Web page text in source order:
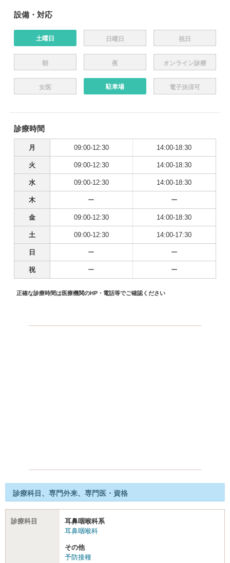
設備・対応
土曜日 日曜日 祝日
朝 夜 オンライン診療
女医 駐車場 電子決済可
診療時間
月 09:00-12:30 14:00-18:30
火 09:00-12:30 14:00-18:30
水 09:00-12:30 14:00-18:30
木 ー ー
金 09:00-12:30 14:00-18:30
土 09:00-12:30 14:00-17:30
日 ー ー
祝 ー ー
正確な診療時間は医療機関のHP・電話等でご確認ください
診療科目、専門外来、専門医・資格
診療科目
耳鼻咽喉科系
耳鼻咽喉科
その他
予防接種